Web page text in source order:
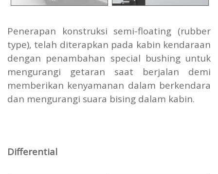
Penerapan konstruksi semi-floating (rubber
type), telah diterapkan pada kabin kendaraan
dengan penambahan special bushing untuk
mengurangi getaran saat berjalan demi
memberikan kenyamanan dalam berkendara
dan mengurangi suara bising dalam kabin.
Differential